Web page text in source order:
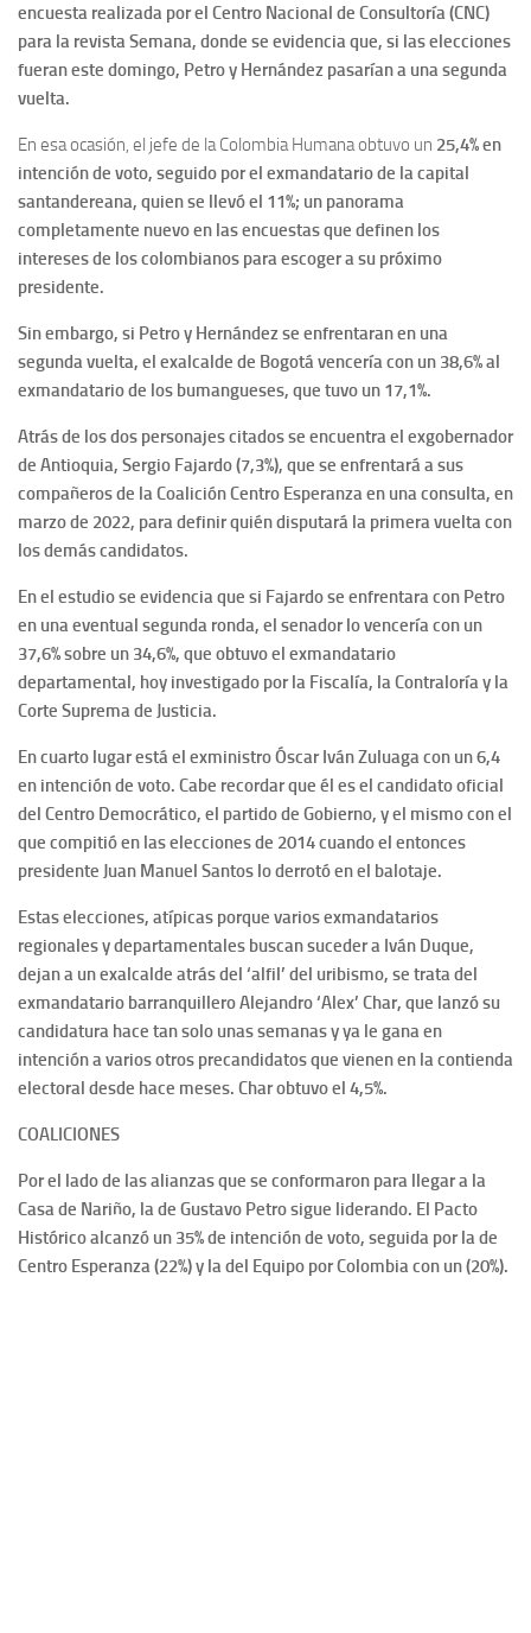
encuesta realizada por el Centro Nacional de Consultoría (CNC)
para la revista Semana, donde se evidencia que, si las elecciones
fueran este domingo, Petro y Hernández pasarían a una segunda
vuelta.
En esa ocasión, el jefe de la Colombia Humana obtuvo un 25,4% en
intención de voto, seguido por el exmandatario de la capital
santandereana, quien se llevó el 11%; un panorama
completamente nuevo en las encuestas que definen los
intereses de los colombianos para escoger a su próximo
presidente.
Sin embargo, si Petro y Hernández se enfrentaran en una
segunda vuelta, el exalcalde de Bogotá vencería con un 38,6% al
exmandatario de los bumangueses, que tuvo un 17,1%.
Atrás de los dos personajes citados se encuentra el exgobernador
de Antioquia, Sergio Fajardo (7,3%), que se enfrentará a sus
compañeros de la Coalición Centro Esperanza en una consulta, en
marzo de 2022, para definir quién disputará la primera vuelta con
los demás candidatos.
En el estudio se evidencia que si Fajardo se enfrentara con Petro
en una eventual segunda ronda, el senador lo vencería con un
37,6% sobre un 34,6%, que obtuvo el exmandatario
departamental, hoy investigado por la Fiscalía, la Contraloría y la
Corte Suprema de Justicia.
En cuarto lugar está el exministro Óscar Iván Zuluaga con un 6,4
en intención de voto. Cabe recordar que él es el candidato oficial
del Centro Democrático, el partido de Gobierno, y el mismo con el
que compitió en las elecciones de 2014 cuando el entonces
presidente Juan Manuel Santos lo derrotó en el balotaje.
Estas elecciones, atípicas porque varios exmandatarios
regionales y departamentales buscan suceder a Iván Duque,
dejan a un exalcalde atrás del ‘alfil’ del uribismo, se trata del
exmandatario barranquillero Alejandro ‘Alex’ Char, que lanzó su
candidatura hace tan solo unas semanas y ya le gana en
intención a varios otros precandidatos que vienen en la contienda
electoral desde hace meses. Char obtuvo el 4,5%.
COALICIONES
Por el lado de las alianzas que se conformaron para llegar a la
Casa de Nariño, la de Gustavo Petro sigue liderando. El Pacto
Histórico alcanzó un 35% de intención de voto, seguida por la de
Centro Esperanza (22%) y la del Equipo por Colombia con un (20%).